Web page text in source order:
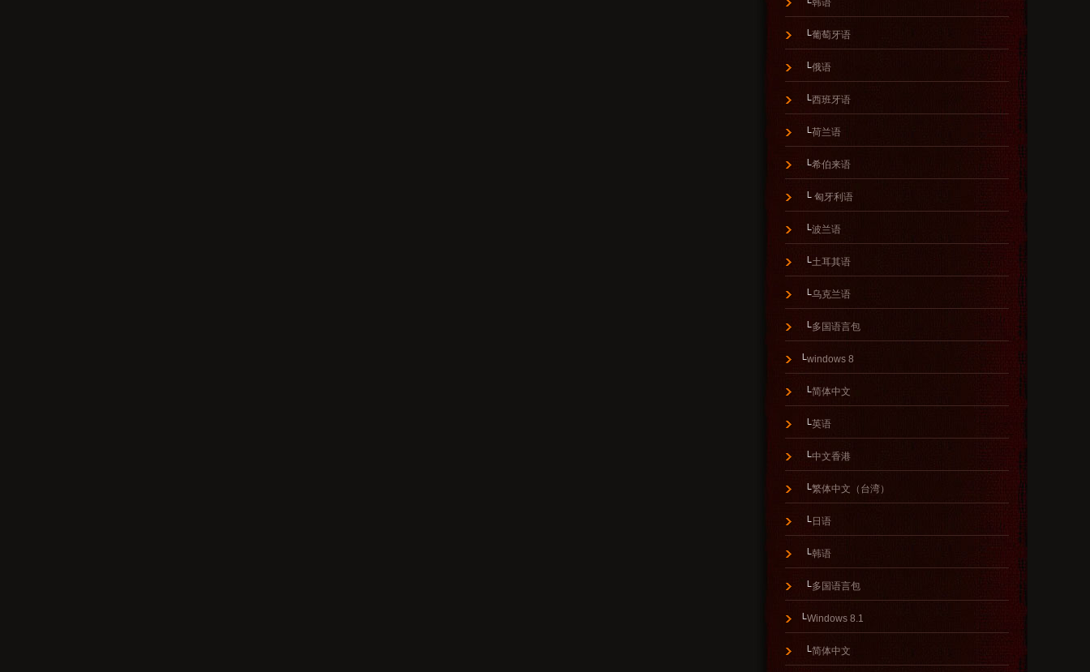
└韩语
└葡萄牙语
└俄语
└西班牙语
└荷兰语
└希伯来语
└ 匈牙利语
└波兰语
└土耳其语
└乌克兰语
└多国语言包
└windows 8
└简体中文
└英语
└中文香港
└繁体中文（台湾）
└ 日语
└韩语
└多国语言包
└Windows 8.1
└简体中文